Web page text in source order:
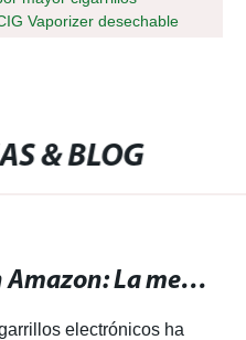
Vaporizer desechable
& BLOG
Pluma Vape en Amazon: La mejor selección de vapeadores a precios increíbles.
electrónicos ha